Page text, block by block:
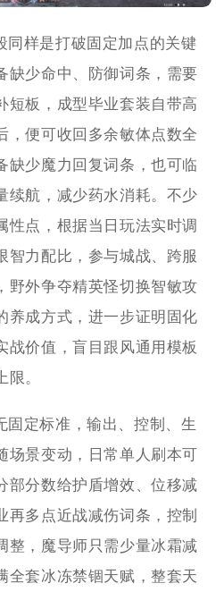
同样是打破固定加点的关键
缺少命中、防御词条，需要
短板，成型毕业套装自带高
，便可收回多余敏体点数全
缺少魔力回复词条，也可临
续航，减少药水消耗。不少
性点，根据当日玩法实时调
智力配比，参与城战、跨服
野外争夺精英怪切换智敏攻
养成方式，进一步证明固化
战价值，盲目跟风通用模板
。
固定标准，输出、控制、生
场景变动，日常单人刷本可
部分数给护盾增效、位移减
再多点近战减伤词条，控制
整，魔导师只需少量冰霜减
全套冰冻禁锢天赋，整套天